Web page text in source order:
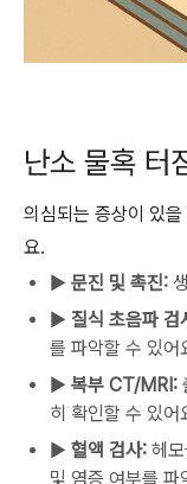
난소 물혹 터
의심되는 증상이 있
요.
▶ 문진 및 촉진:
▶ 질식 초음파 검
를 파악할 수 있어
▶ 복부 CT/MRI:
히 확인할 수 있어
▶ 혈액 검사: 헤
및 염증 여부를 파